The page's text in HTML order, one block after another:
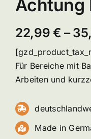
Achtung
22,99 € –
Für Bereiche mit
Arbeiten und
Made in